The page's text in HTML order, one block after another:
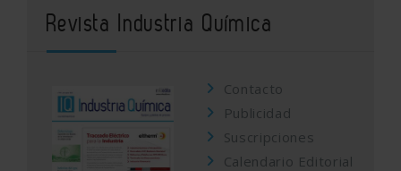
Revista Industria Química
Contacto
Publicidad
Suscripciones
Calendario Editorial